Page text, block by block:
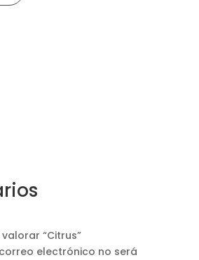
“Citrus”
electrónico no será